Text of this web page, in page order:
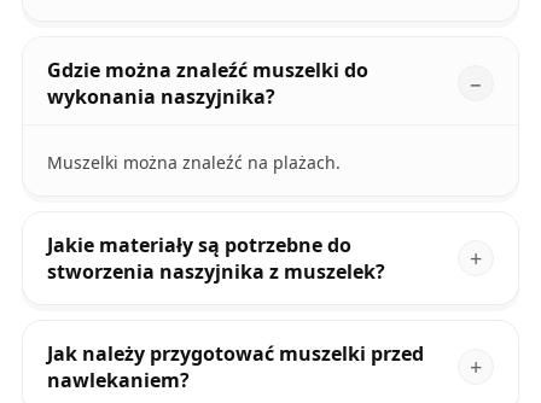
Gdzie można znaleźć muszelki do
wykonania naszyjnika?
Muszelki można znaleźć na plażach.
Jakie materiały są potrzebne do
stworzenia naszyjnika z muszelek?
Jak należy przygotować muszelki przed
nawlekaniem?